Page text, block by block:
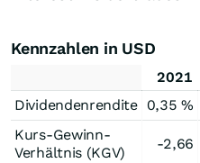
Kennzahlen in USD
2021
Dividendenrendite 0,35 %
Kurs-Gewinn-
Verhältnis (KGV)
-2,66